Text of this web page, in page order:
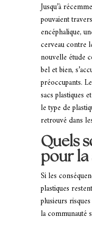
Jusqu’à
pouvaient
encéphalique,
cerveau contre
nouvelle étude
bel et bien,
préoccupants.
sacs plastiques
le type de
retrouvé dans
Quels
pour la
Si les
plastiques
plusieurs
la communauté